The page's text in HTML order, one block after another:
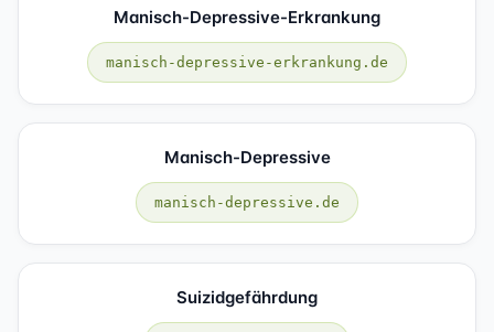
Manisch-Depressive-Erkrankung
manisch-depressive-erkrankung.de
Manisch-Depressive
manisch-depressive.de
Suizidgefährdung